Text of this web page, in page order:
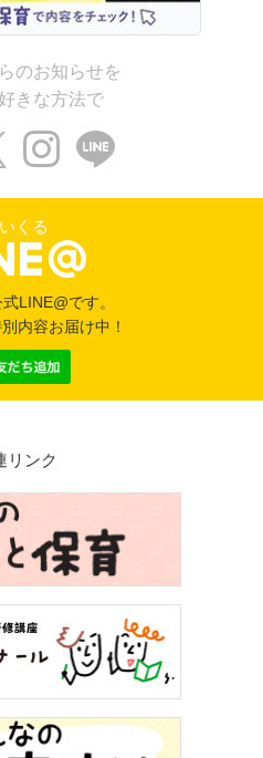
のお知らせを
きな方法で
くる
LINE@です。
内容お届け中！
リンク